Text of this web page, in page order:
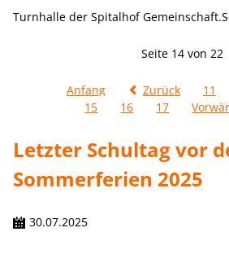
Turnhalle der Spitalhof
Seite 14 von 22
Anfang Zurück 11
15
16 17
Letzter Schultag vor
Sommerferien 2025
30.07.2025